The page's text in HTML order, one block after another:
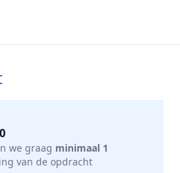
we graag minimaal 1
van de opdracht